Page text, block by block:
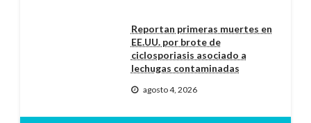
Reportan primeras muertes en
EE.UU. por brote de
ciclosporiasis asociado a
lechugas contaminadas
agosto 4, 2026